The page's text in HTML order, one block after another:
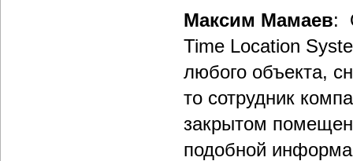
Максим Мамаев:
Time Location
любого объекта,
то сотрудник
закрытом
подобной